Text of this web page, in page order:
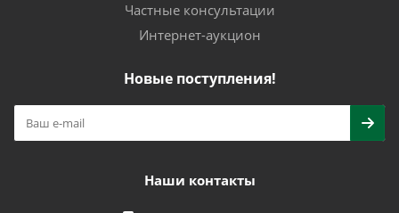
Частные консультации
Интернет-аукцион
Новые поступления!
Наши контакты